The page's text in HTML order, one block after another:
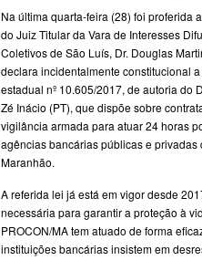
Na última quarta-feira (28) foi proferida
do Juiz Titular da Vara de Interesses
Coletivos de São Luís, Dr. Douglas
declara incidentalmente constitucional
estadual nº 10.605/2017, de autoria do
Zé Inácio (PT), que dispõe sobre
vigilância armada para atuar 24 horas
agências bancárias públicas e privadas
Maranhão.
A referida lei já está em vigor desde
necessária para garantir a proteção à
PROCON/MA tem atuado de forma
instituições bancárias insistem em